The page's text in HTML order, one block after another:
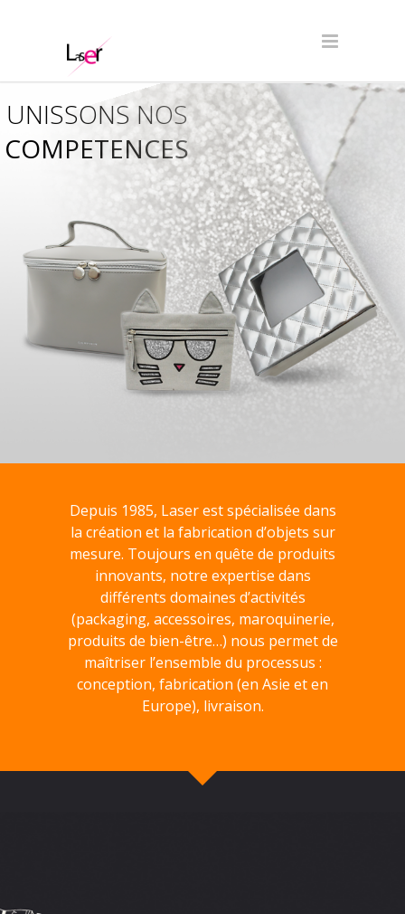
COMPETENCES
UNISSONS NOS
Depuis 1985, Laser est spécialisée dans
la création et la fabrication d’objets sur
mesure. Toujours en quête de produits
innovants, notre expertise dans
différents domaines d’activités
(packaging, accessoires, maroquinerie,
produits de bien-être…) nous permet de
maîtriser l’ensemble du processus :
conception, fabrication (en Asie et en
Europe), livraison.